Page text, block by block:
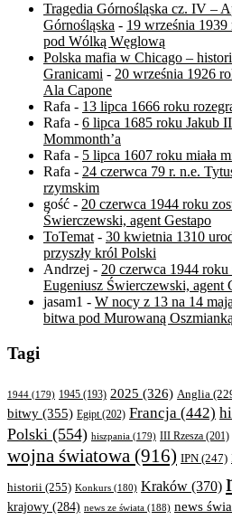
Tragedia Górnośląska cz. IV –
Górnośląska - 19 września 1939
pod Wólką Węglową
Polska mafia w Chicago –
Granicami - 20 września 1926
Ala Capone
Rafa - 13 lipca 1666 roku
Rafa - 6 lipca 1685 roku Jakub II
Mommonth’a
Rafa - 5 lipca 1607 roku miała
Rafa - 24 czerwca 79 r. n.e.
rzymskim
gość - 20 czerwca 1944 roku
Świerczewski, agent Gestapo
ToTemat- 30 kwietnia 1310
przyszły król Polski
Andrzej - 20 czerwca 1944 roku
Eugeniusz Świerczewski, agent
jasam1 - W nocy z 13 na 14
bitwa pod Murowaną
Tagi
1944 (179) 1945 (193) 2025 (326) Anglia
bitwy (355) Egipt(202) Francja (442)
Polski (554) hiszpania (179) III Rzesza (201)
wojna światowa (916) IPN (247)
historii (255) Konkurs (180) Kraków (370)
krajowy (284) news ze świata (188) news